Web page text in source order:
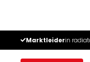
Marktleiderin